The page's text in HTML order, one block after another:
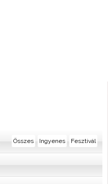
Fesztivál
Ingyenes
Összes